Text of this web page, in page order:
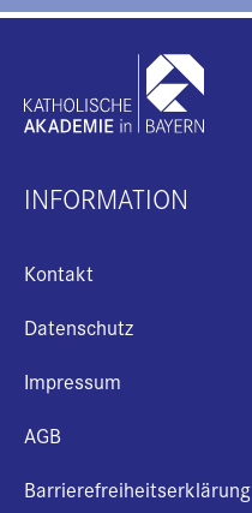
INFORMATION
Kontakt
Datenschutz
Impressum
AGB
Barrierefreiheitserklärung